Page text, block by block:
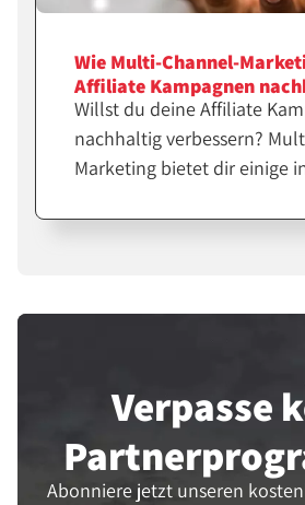
Wie Multi-Channel-
Affiliate Kampagnen
verbessert
Willst du deine Affiliate
nachhaltig verbessern?
Marketing bietet dir einige
verschiedene Kanäle für
über Techniken bis hin zur
Multi-Channel-Marketing
Verpasse
Abonniere jetzt unseren